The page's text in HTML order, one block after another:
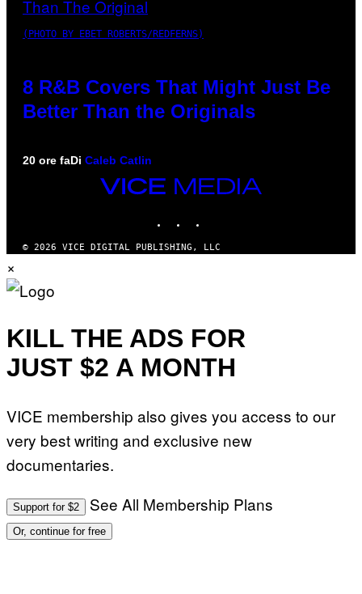
(PHOTO BY EBET ROBERTS/REDFERNS)
8 R&B Covers That Might Just Be
Better Than the Originals
20 ore faDi Caleb Catlin
VICE
MEDIA
© 2026 VICE DIGITAL PUBLISHING, LLC
×
KILL THE ADS FOR
JUST $2 A MONTH
VICE membership also gives you access to our
very best writing and exclusive new
documentaries.
Support for $2 See All Membership Plans
Or, continue for free